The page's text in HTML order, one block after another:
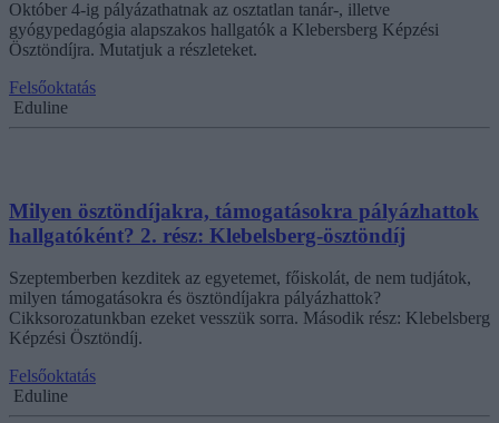
Október 4-ig pályázathatnak az osztatlan tanár-, illetve
gyógypedagógia alapszakos hallgatók a Klebersberg Képzési
Ösztöndíjra. Mutatjuk a részleteket.
Felsőoktatás
Eduline
Milyen ösztöndíjakra, támogatásokra pályázhattok
hallgatóként? 2. rész: Klebelsberg-ösztöndíj
Szeptemberben kezditek az egyetemet, főiskolát, de nem tudjátok,
milyen támogatásokra és ösztöndíjakra pályázhattok?
Cikksorozatunkban ezeket vesszük sorra. Második rész: Klebelsberg
Képzési Ösztöndíj.
Felsőoktatás
Eduline